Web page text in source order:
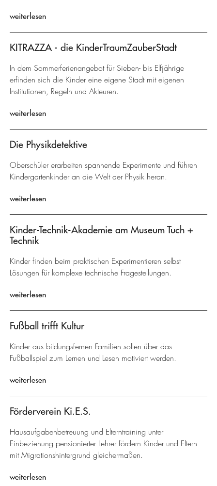
weiterlesen
KITRAZZA - die KinderTraumZauberStadt
In dem Sommerferienangebot für Sieben- bis Elfjährige
erfinden sich die Kinder eine eigene Stadt mit eigenen
Institutionen, Regeln und Akteuren.
weiterlesen
Die Physikdetektive
Oberschüler erarbeiten spannende Experimente und führen
Kindergartenkinder an die Welt der Physik heran.
weiterlesen
Kinder-Technik-Akademie am Museum Tuch +
Technik
Kinder finden beim praktischen Experimentieren selbst
Lösungen für komplexe technische Fragestellungen.
weiterlesen
Fußball trifft Kultur
Kinder aus bildungsfernen Familien sollen über das
Fußballspiel zum Lernen und Lesen motiviert werden.
weiterlesen
Förderverein Ki.E.S.
Hausaufgabenbetreuung und Elterntraining unter
Einbeziehung pensionierter Lehrer fördern Kinder und Eltern
mit Migrationshintergrund gleichermaßen.
weiterlesen